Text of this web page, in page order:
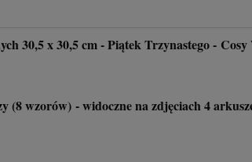
30,5 x 30,5 cm - Piątek Trzynastego -
(8 wzorów) - widoczne na zdjęciach 4